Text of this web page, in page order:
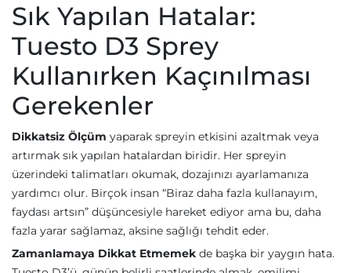
Sık Yapılan Hatalar:
Tuesto D3 Sprey
Kullanırken Kaçınılması
Gerekenler
Dikkatsiz Ölçüm yaparak spreyin etkisini azaltmak veya
artırmak sık yapılan hatalardan biridir. Her spreyin
üzerindeki talimatları okumak, dozajınızı ayarlamanıza
yardımcı olur. Birçok insan “Biraz daha fazla kullanayım,
faydası artsın” düşüncesiyle hareket ediyor ama bu, daha
fazla yarar sağlamaz, aksine sağlığı tehdit eder.
Zamanlamaya Dikkat Etmemek de başka bir yaygın hata.